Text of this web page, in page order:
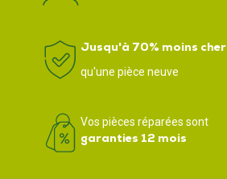
Jusqu'à 70% moins cher
qu'une pièce neuve
Vos pièces réparées sont
garanties 12 mois